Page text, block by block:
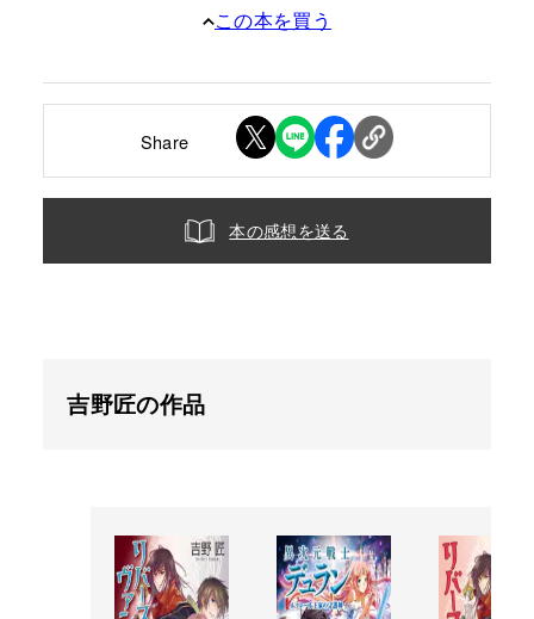
この本を買う
Share
本の感想を送る
吉野匠の作品